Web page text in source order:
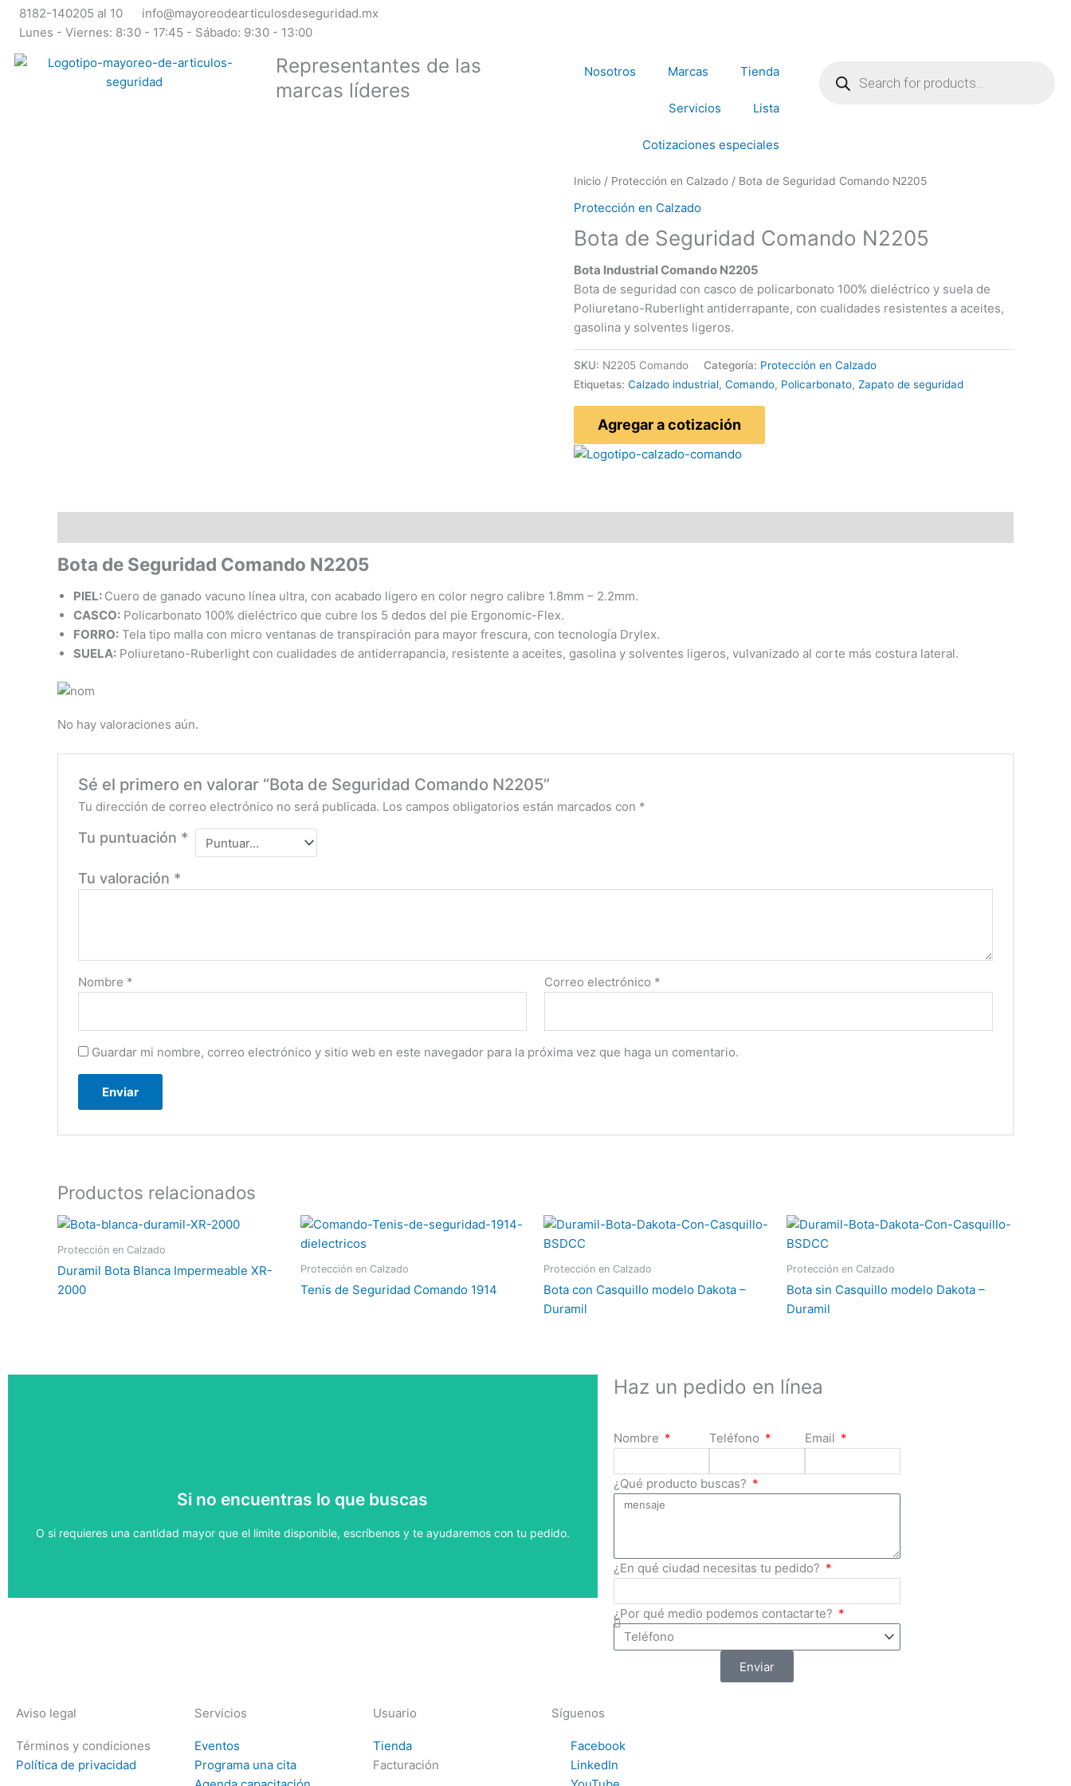
8182-140205 al 10
info@mayoreodearticulosdeseguridad.mx
Lunes - Viernes: 8:30 - 17:45 - Sábado: 9:30 - 13:00
e
d
n
a
b
o
o
k
-
f
t
a
g
r
a
m
o
u
t
u
b
e
Representantes de las
marcas líderes
Nosotros Marcas Tienda
Servicios Lista
Cotizaciones especiales
Inicio / Protección en Calzado / Bota de Seguridad Comando N2205
Protección en Calzado
Bota de Seguridad Comando N2205
Bota Industrial Comando N2205
Bota de seguridad con casco de policarbonato 100% dieléctrico y suela de
Poliuretano-Ruberlight antiderrapante, con cualidades resistentes a aceites,
gasolina y solventes ligeros.
SKU: N2205 Comando Categoría: Protección en Calzado
Etiquetas: Calzado industrial, Comando, Policarbonato, Zapato de seguridad
Agregar a cotización
Bota de Seguridad Comando N2205
PIEL: Cuero de ganado vacuno línea ultra, con acabado ligero en color negro calibre 1.8mm – 2.2mm.
CASCO: Policarbonato 100% dieléctrico que cubre los 5 dedos del pie Ergonomic-Flex.
FORRO: Tela tipo malla con micro ventanas de transpiración para mayor frescura, con tecnología Drylex.
SUELA: Poliuretano-Ruberlight con cualidades de antiderrapancia, resistente a aceites, gasolina y solventes ligeros, vulvanizado al corte más costura lateral.
No hay valoraciones aún.
Sé el primero en valorar “Bota de Seguridad Comando N2205”
Tu dirección de correo electrónico no será publicada. Los campos obligatorios están marcados con *
Tu puntuación *
Tu valoración *
Nombre * Correo electrónico *
Guardar mi nombre, correo electrónico y sitio web en este navegador para la próxima vez que haga un comentario.
Productos relacionados
Protección en Calzado
Duramil Bota Blanca Impermeable XR-
2000
Protección en Calzado
Tenis de Seguridad Comando 1914
Protección en Calzado
Bota con Casquillo modelo Dakota –
Duramil
Protección en Calzado
Bota sin Casquillo modelo Dakota –
Duramil
Si no encuentras lo que buscas
O si requieres una cantidad mayor que el limite disponible, escríbenos y te ayudaremos con tu pedido.
Haz tu pedido
Haz un pedido en línea
Nombre Teléfono Email
¿Qué producto buscas?
¿En qué ciudad necesitas tu pedido?
¿Por qué medio podemos contactarte?
Enviar
Aviso legal
Términos y condiciones
Política de privacidad
Servicios
Eventos
Programa una cita
Usuario
Tienda
Facturación
Síguenos
Facebook
LinkedIn